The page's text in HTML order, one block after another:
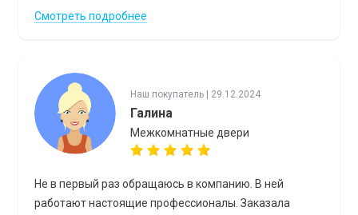
Смотреть подробнее
Наш покупатель | 29.12.2024
Галина
Межкомнатные двери
Не в первый раз обращаюсь в компанию. В ней
работают настоящие профессионалы. Заказала